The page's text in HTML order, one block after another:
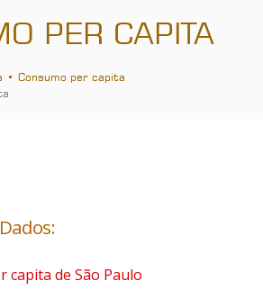
PER CAPITA
Consumo per capita
capita de São Paulo